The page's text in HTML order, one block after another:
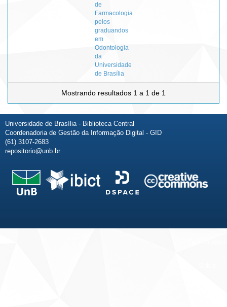
de
Farmacologia
pelos
graduandos
em
Odontologia
da
Universidade
de Brasília
Mostrando resultados 1 a 1 de 1
Universidade de Brasília - Biblioteca Central
Coordenadoria de Gestão da Informação Digital - GID
(61) 3107-2683
repositorio@unb.br